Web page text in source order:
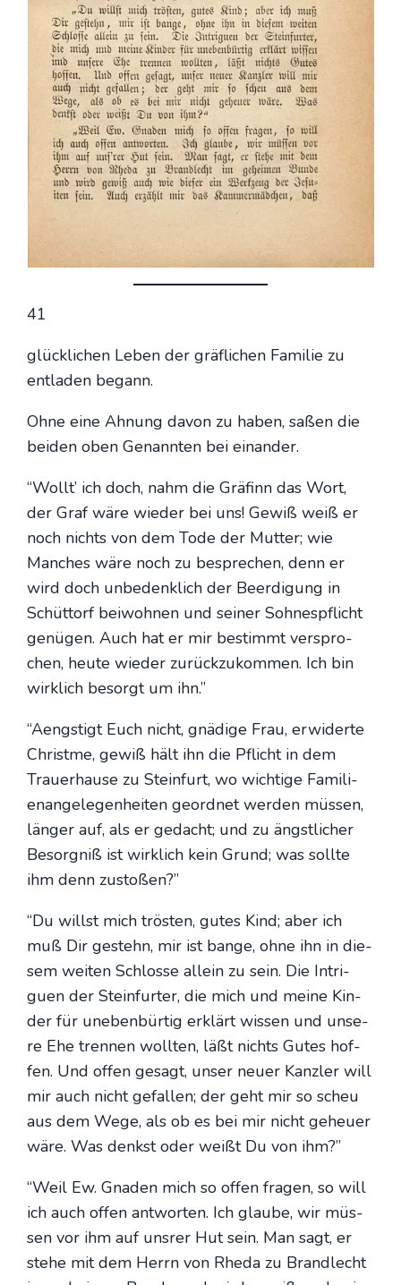
41
glück­li­chen Leben der gräf­li­chen Fami­lie zu
ent­la­den begann.
Ohne eine Ahnung davon zu haben, saßen die
bei­den oben Genann­ten bei ein­an­der.
“Wollt’ ich doch, nahm die Grä­finn das Wort,
der Graf wäre wie­der bei uns! Gewiß weiß er
noch nichts von dem Tode der Mut­ter; wie
Man­ches wäre noch zu bespre­chen, denn er
wird doch unbe­denk­lich der Beer­di­gung in
Schüt­torf bei­woh­nen und sei­ner Soh­nes­pflicht
genü­gen. Auch hat er mir bestimmt ver­spro­
chen, heu­te wie­der zurück­zu­kom­men. Ich bin
wirk­lich besorgt um ihn.”
“Aengs­tigt Euch nicht, gnä­di­ge Frau, erwi­der­te
Christ­me, gewiß hält ihn die Pflicht in dem
Trau­er­hau­se zu Stein­furt, wo wich­ti­ge Fami­li­
en­an­ge­le­gen­hei­ten geord­net wer­den müs­sen,
län­ger auf, als er gedacht; und zu ängst­li­cher
Besorg­niß ist wirk­lich kein Grund; was soll­te
ihm denn zusto­ßen?”
“Du willst mich trös­ten, gutes Kind; aber ich
muß Dir gestehn, mir ist ban­ge, ohne ihn in die­
sem wei­ten Schlos­se allein zu sein. Die Intri­
guen der Stein­fur­ter, die mich und mei­ne Kin­
der für une­ben­bür­tig erklärt wis­sen und unse­
re Ehe tren­nen woll­ten, läßt nichts Gutes hof­
fen. Und offen gesagt, unser neu­er Kanz­ler will
mir auch nicht gefal­len; der geht mir so scheu
aus dem Wege, als ob es bei mir nicht geheu­er
wäre. Was denkst oder weißt Du von ihm?”
“Weil Ew. Gna­den mich so offen fra­gen, so will
ich auch offen ant­wor­ten. Ich glau­be, wir müs­
sen vor ihm auf uns­rer Hut sein. Man sagt, er
ste­he mit dem Herrn von Rhe­da zu Brand­lecht